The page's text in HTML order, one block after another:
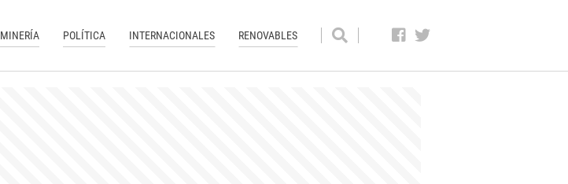
MINERÍA POLÍTICA INTERNACIONALES RENOVABLES